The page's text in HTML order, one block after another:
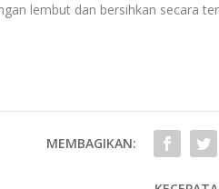
lembut dan bersihkan secara
MEMBAGIKAN: